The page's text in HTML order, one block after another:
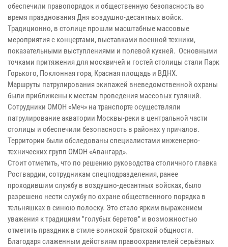
обеспечили правопорядок и общественную безопасность во
время празднования Дня воздушно-десантных войск.
Традиционно, в столице прошли масштабные массовые
мероприятия с концертами, выставками военной техники,
показательными выступлениями и полевой кухней. Основными
точками притяжения для москвичей и гостей столицы стали Парк
Горького, Поклонная гора, Красная площадь и ВДНХ.
Маршруты патрулирования экипажей вневедомственной охраны
были приближены к местам проведения массовых гуляний.
Сотрудники ОМОН «Меч» на транспорте осуществляли
патрулирование акватории Москвы-реки в центральной части
столицы и обеспечили безопасность в районах у причалов.
Территории были обследованы специалистами инженерно-
технических групп ОМОН «Авангард».
Стоит отметить, что по решению руководства столичного главка
Росгвардии, сотрудникам спецподразделения, ранее
проходившим службу в воздушно-десантных войсках, было
разрешено нести службу по охране общественного порядка в
тельняшках в синюю полоску. Это стало ярким выражением
уважения к традициям "голубых беретов" и возможностью
отметить праздник в стиле воинской братской общности.
Благодаря слаженным действиям правоохранителей серьёзных